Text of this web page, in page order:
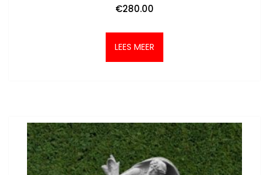
€280.00
LEES MEER